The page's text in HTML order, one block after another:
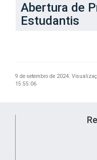
Abertura de
Estudantis
9 de setembro de 2024.
15:55:06